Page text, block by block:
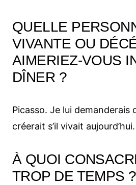
QUELLE
VIVANTE OU
AIMERIEZ-VOUS
DÎNER ?
Picasso. Je lui demanderais
créerait s’il vivait aujourd’hui.
À QUOI
TROP DE TEMPS ?